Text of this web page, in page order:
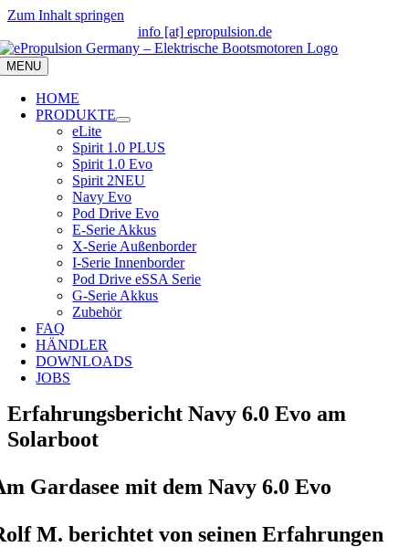
Zum Inhalt springen
info [at] epropulsion.de
MENU
HOME
PRODUKTE
eLite
Spirit 1.0 PLUS
Spirit 1.0 Evo
Spirit 2NEU
Navy Evo
Pod Drive Evo
E-Serie Akkus
X-Serie Außenborder
I-Serie Innenborder
Pod Drive eSSA Serie
G-Serie Akkus
Zubehör
FAQ
HÄNDLER
DOWNLOADS
JOBS
Erfahrungsbericht Navy 6.0 Evo am
Solarboot
Gardasee mit dem Navy 6.0 Evo
M. berichtet von seinen Erfahrungen